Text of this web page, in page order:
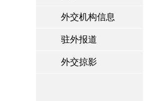
外交机构信息
驻外报道
外交掠影